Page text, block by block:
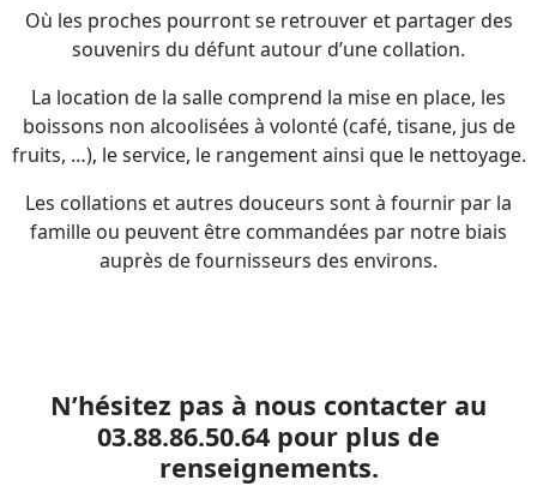
Où les proches pourront se retrouver et partager des
souvenirs du défunt autour d’une collation.
La location de la salle comprend la mise en place, les
boissons non alcoolisées à volonté (café, tisane, jus de
fruits, …), le service, le rangement ainsi que le nettoyage.
Les collations et autres douceurs sont à fournir par la
famille ou peuvent être commandées par notre biais
auprès de fournisseurs des environs.
N’hésitez pas à nous contacter au
03.88.86.50.64 pour plus de
renseignements.